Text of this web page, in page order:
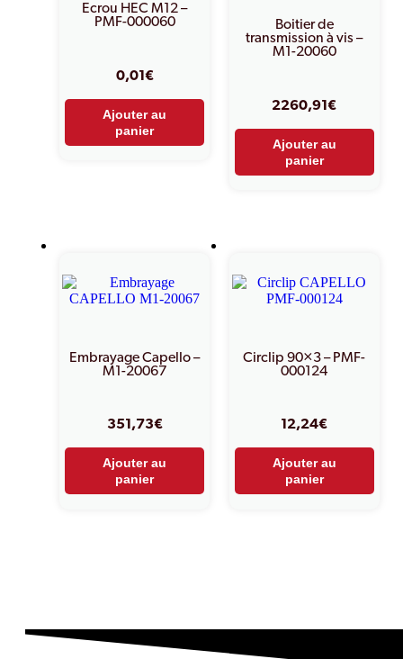
Ecrou HEC M12 –
PMF-000060
0,01 €
Ajouter au
panier
Boitier de
transmission à vis –
M1-20060
2260,91€
Ajouter au
panier
Embrayage Capello –
M1-20067
351,73€
Ajouter au
panier
Circlip 90×3 – PMF-
000124
12,24€
Ajouter au
panier